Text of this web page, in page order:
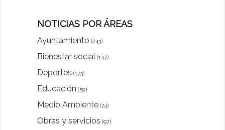
NOTICIAS POR ÁREAS
Ayuntamiento (243)
Bienestar social (147)
Deportes (173)
Educación (59)
Medio Ambiente (74)
Obras y servicios (97)